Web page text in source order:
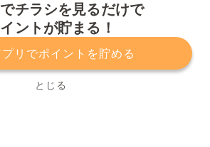
チラシを見るだけで
ントが貯まる！
リでポイントを貯める
とじる
ポリシー 利用規約
運営会社
のお問い合わせ